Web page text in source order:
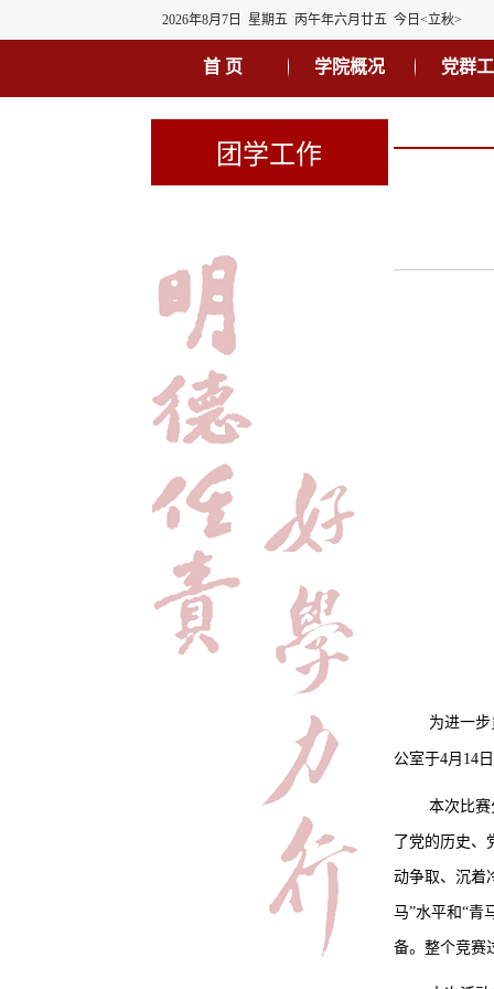
2026年8月7日 星期五 丙午年六月廿五 今日<立秋>
首 页 学院概况 党群
团学工作
为进一
公室于4月14
本次比
了党的历史
动争取、 沉着
马”水平和“青
备。 整个竞赛